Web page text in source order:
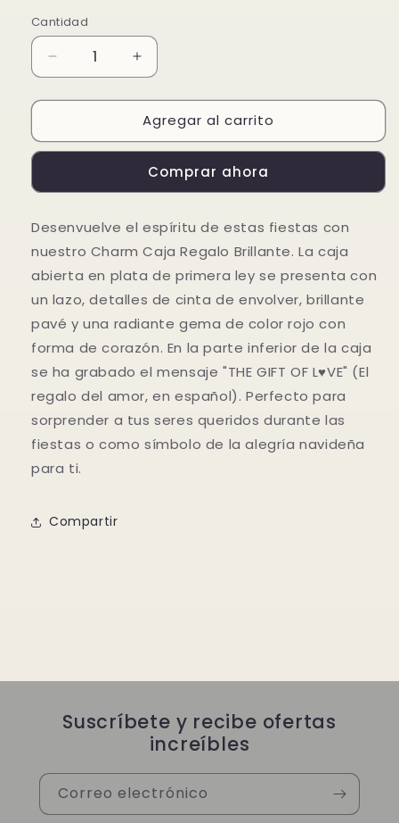
Cantidad
Reducir
cantidad
para
Caja
Regalo
Aumentar
cantidad
para
Charm
Caja
Regalo
Brillante
Agregar al carrito
Comprar ahora
Desenvuelve el espíritu de estas fiestas con
nuestro Charm Caja Regalo Brillante. La caja
abierta en plata de primera ley se presenta con
un lazo, detalles de cinta de envolver, brillante
pavé y una radiante gema de color rojo con
forma de corazón. En la parte inferior de la caja
se ha grabado el mensaje "THE GIFT OF L♥VE" (El
regalo del amor, en español). Perfecto para
sorprender a tus seres queridos durante las
fiestas o como símbolo de la alegría navideña
para ti.
Compartir
Suscríbete y recibe ofertas
increíbles
Correo electrónico